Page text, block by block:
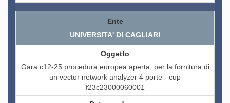
UNIVERSITA' DI CAGLIARI
Gara c12-25 procedura europea aperta, per la fornitura di
un vector network analyzer 4 porte - cup
f23c23000060001